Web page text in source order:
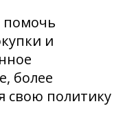
помочь
и
более
свою политику